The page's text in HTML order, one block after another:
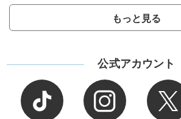
もっと見る
公式アカウント